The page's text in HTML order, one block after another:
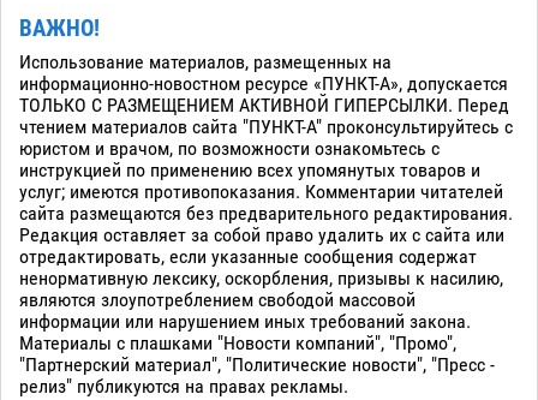
ВАЖНО!
Использование материалов, размещенных на
информационно-новостном ресурсе «ПУНКТ-А», допускается
ТОЛЬКО С РАЗМЕЩЕНИЕМ АКТИВНОЙ ГИПЕРСЫЛКИ. Перед
чтением материалов сайта "ПУНКТ-А" проконсультируйтесь с
юристом и врачом, по возможности ознакомьтесь с
инструкцией по применению всех упомянутых товаров и
услуг; имеются противопоказания. Комментарии читателей
сайта размещаются без предварительного редактирования.
Редакция оставляет за собой право удалить их с сайта или
отредактировать, если указанные сообщения содержат
ненормативную лексику, оскорбления, призывы к насилию,
являются злоупотреблением свободой массовой
информации или нарушением иных требований закона.
Материалы с плашками "Новости компаний", "Промо",
"Партнерский материал", "Политические новости", "Пресс -
релиз" публикуются на правах рекламы.